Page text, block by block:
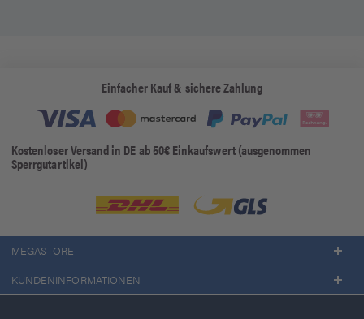
Einfacher Kauf & sichere Zahlung
Kostenloser Versand in DE ab 50€ Einkaufswert (ausgenommen
Sperrgutartikel)
MEGASTORE
KUNDENINFORMATIONEN